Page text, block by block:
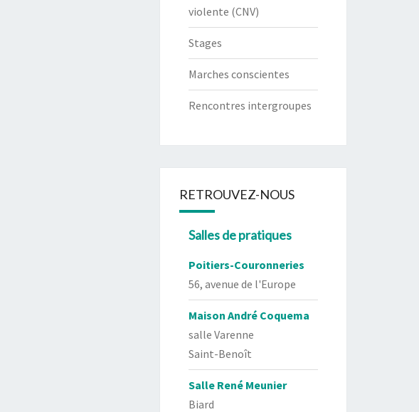
violente (CNV)
Stages
Marches conscientes
Rencontres intergroupes
RETROUVEZ-NOUS
Salles de pratiques
Poitiers-Couronneries
56, avenue de l'Europe
Maison André Coquema
salle Varenne
Saint-Benoît
Salle René Meunier
Biard